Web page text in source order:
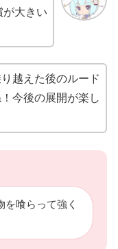
が大きい
越えた後のルード
今後の展開が楽し
喰らって強く